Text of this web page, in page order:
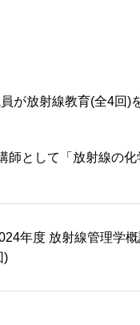
が放射線教育(全4回)
として「放射線の化
年度 放射線管理学
)